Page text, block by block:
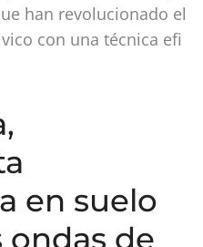
han revolucionado el
con una técnica efi
en suelo
ondas de